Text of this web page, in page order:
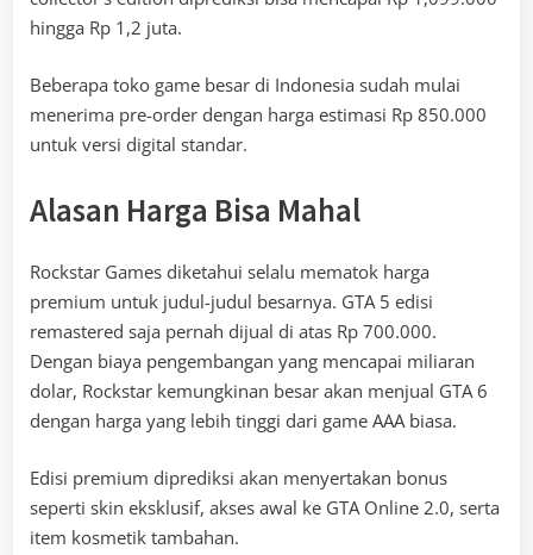
hingga Rp 1,2 juta.
Beberapa toko game besar di Indonesia sudah mulai
menerima pre-order dengan harga estimasi Rp 850.000
untuk versi digital standar.
Alasan Harga Bisa Mahal
Rockstar Games diketahui selalu mematok harga
premium untuk judul-judul besarnya. GTA 5 edisi
remastered saja pernah dijual di atas Rp 700.000.
Dengan biaya pengembangan yang mencapai miliaran
dolar, Rockstar kemungkinan besar akan menjual GTA 6
dengan harga yang lebih tinggi dari game AAA biasa.
Edisi premium diprediksi akan menyertakan bonus
seperti skin eksklusif, akses awal ke GTA Online 2.0, serta
item kosmetik tambahan.